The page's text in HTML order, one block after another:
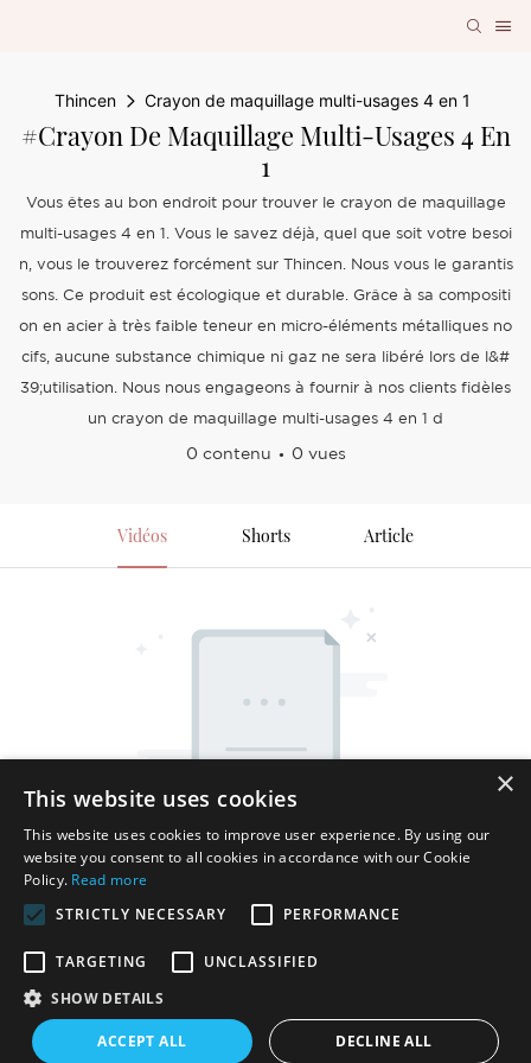
Thincen Crayon de maquillage multi-usages 4 en 1
#Crayon De Maquillage Multi-Usages 4 En
1
Vous êtes au bon endroit pour trouver le crayon de maquillage
multi-usages 4 en 1. Vous le savez déjà, quel que soit votre besoi
n, vous le trouverez forcément sur Thincen. Nous vous le garantis
sons. Ce produit est écologique et durable. Grâce à sa compositi
on en acier à très faible teneur en micro-éléments métalliques no
cifs, aucune substance chimique ni gaz ne sera libéré lors de l&#
39;utilisation. Nous nous engageons à fournir à nos clients fidèles
un crayon de maquillage multi-usages 4 en 1 d
0 contenu 0 vues
Vidéos Shorts Article
Copyright © 2026 Shenzhen Thincen Technology Co., Ltd. -
www.thincen.com | Plan du site
×
This website uses cookies
This website uses cookies to improve user experience. By using our
website you consent to all cookies in accordance with our Cookie
Policy. Read more
STRICTLY NECESSARY
PERFORMANCE
TARGETING
UNCLASSIFIED
SHOW DETAILS
ACCEPT ALL DECLINE ALL